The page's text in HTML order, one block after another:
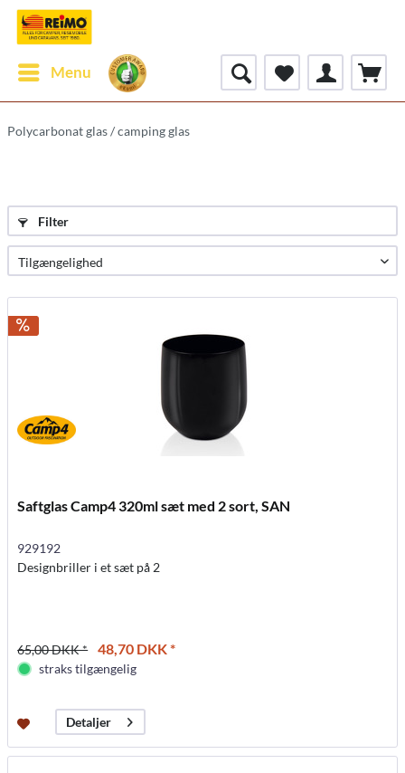
Menu
Polycarbonat glas / camping glas
Filter
Saftglas Camp4 320ml sæt med 2 sort, SAN
929192
Designbriller i et sæt på 2
65,00 DKK * 48,70 DKK *
straks tilgængelig
Detaljer